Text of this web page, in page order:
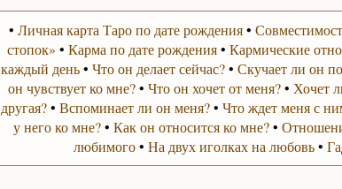
• Личная карта Таро по дате рождения•
стопок» • Карма по дате рождения• Кармические
каждый день• Что он делает сейчас?• Скучает ли он
он чувствует ко мне?• Что он хочет от меня?• Хочет
другая?• Вспоминает ли он меня?• Что ждет меня с
у него ко мне?• Как он относится ко мне?•
любимого• На двух иголках на любовь•